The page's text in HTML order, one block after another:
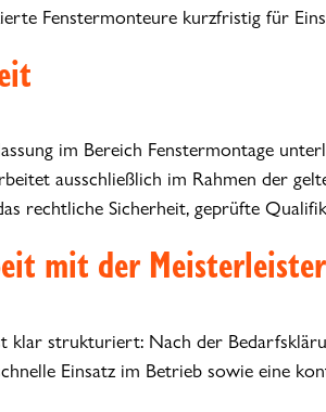
Fenstermonteure kurzfristig für
im Bereich Fenstermontage
ausschließlich im Rahmen der
rechtliche Sicherheit, geprüfte
mit der
klar strukturiert: Nach der
Einsatz im Betrieb sowie eine